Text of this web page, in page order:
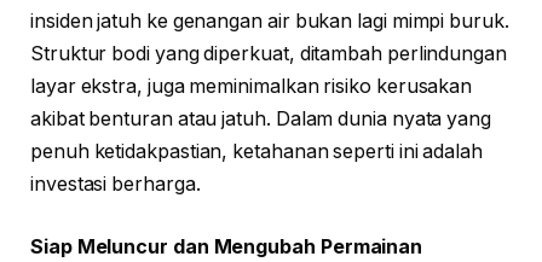
insiden jatuh ke genangan air bukan lagi mimpi buruk.
Struktur bodi yang diperkuat, ditambah perlindungan
layar ekstra, juga meminimalkan risiko kerusakan
akibat benturan atau jatuh. Dalam dunia nyata yang
penuh ketidakpastian, ketahanan seperti ini adalah
investasi berharga.
Siap Meluncur dan Mengubah Permainan